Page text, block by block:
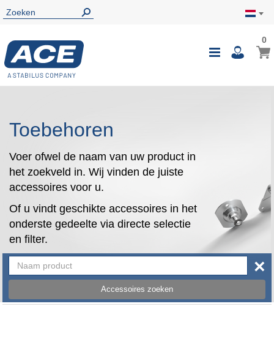
Toggle
00
Toebehoren
Voer ofwel de naam van uw product in
het zoekveld in. Wij vinden de juiste
accessoires voor u.
Of u vindt geschikte accessoires in het
onderste gedeelte via directe selectie
en filter.
Accessoires zoeken
×